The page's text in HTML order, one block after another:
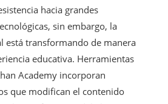
hacia grandes
sin embargo, la
está transformando de manera
educativa. Herramientas
Academy incorporan
que modifican el contenido